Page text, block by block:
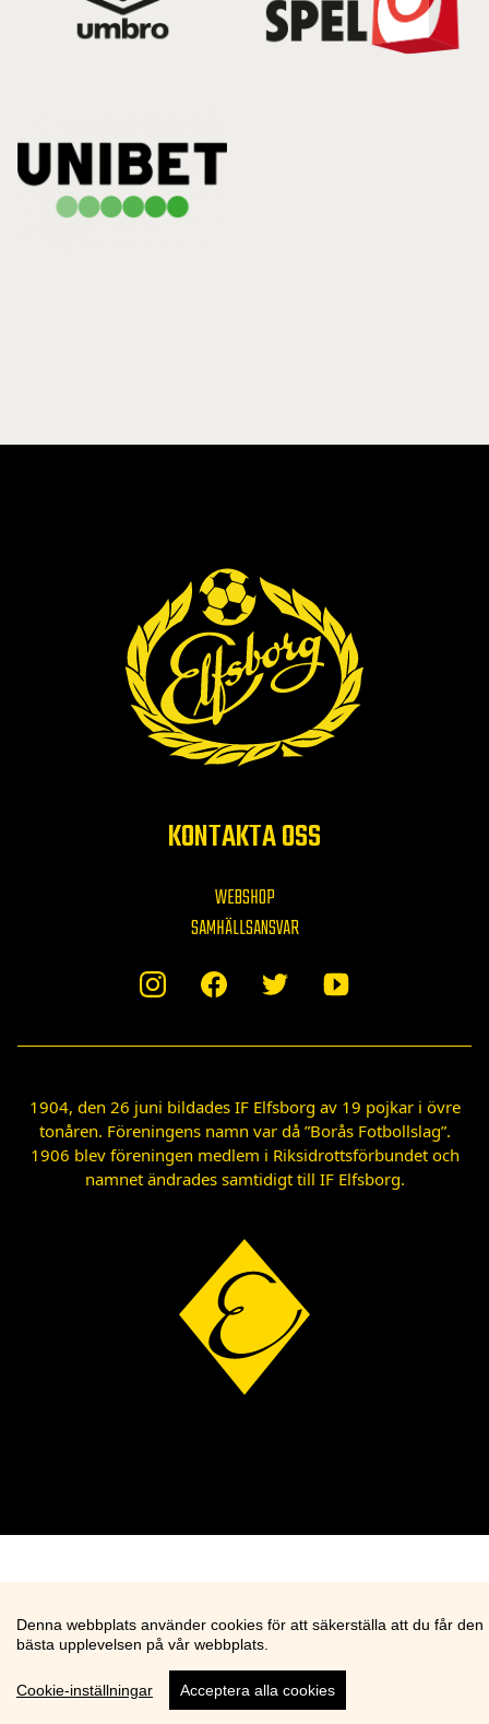
KONTAKTA OSS
WEBSHOP
SAMHÄLLSANSVAR
1904, den 26 juni bildades IF Elfsborg av 19 pojkar i övre
tonåren. Föreningens namn var då ”Borås Fotbollslag”.
1906 blev föreningen medlem i Riksidrottsförbundet och
namnet ändrades samtidigt till IF Elfsborg.
Denna webbplats använder cookies för att säkerställa att du får den
bästa upplevelsen på vår webbplats.
Cookie-inställningar Acceptera alla cookies